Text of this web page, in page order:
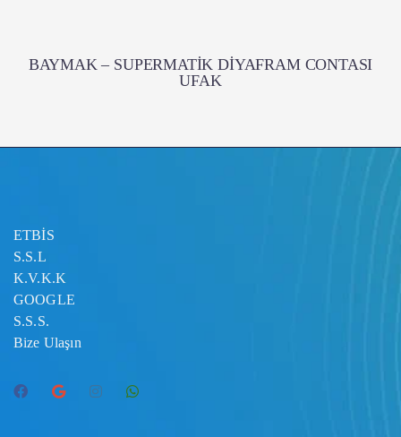
BAYMAK – SUPERMATİK DİYAFRAM CONTASI
UFAK
ETBİS
S.S.L
K.V.K.K
GOOGLE
S.S.S.
Bize Ulaşın